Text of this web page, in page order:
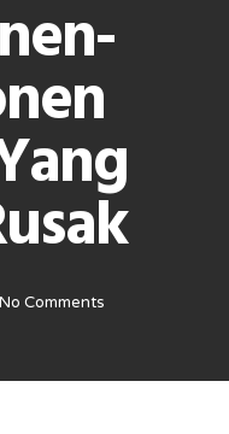
No Comments